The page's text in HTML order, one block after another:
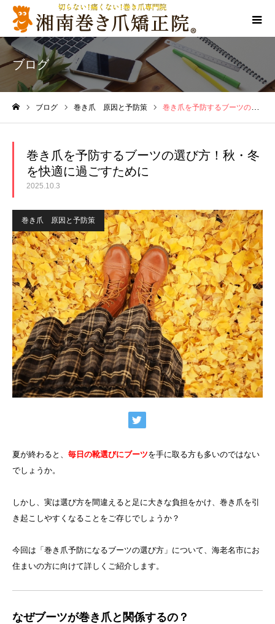
ブログ
ブログ 巻き爪 原因と予防策 巻き爪を予防するブーツの選び方！秋・冬を快適に過ごすために
巻き爪を予防するブーツの選び方！秋・冬
を快適に過ごすために
2025.10.3
巻き爪 原因と予防策
夏が終わると、 毎日の靴選びにブーツを手に取る方も多いのではない
でしょうか。
しかし、実は選び方を間違えると足に大きな負担をかけ、巻き爪を引
き起こしやすくなることをご存じでしょうか？
今回は「巻き爪予防になるブーツの選び方」について、海老名市にお
住まいの方に向けて詳しくご紹介します。
なぜブーツが巻き爪と関係するの？